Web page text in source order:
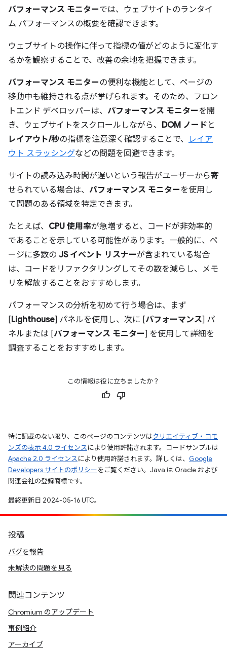
パフォーマンス モニターでは、ウェブサイトのランタイ
ム パフォーマンスの概要を確認できます。
ウェブサイトの操作に伴って指標の値がどのように変化す
るかを観察することで、改善の余地を把握できます。
パフォーマンス モニターの便利な機能として、ページの
移動中も維持される点が挙げられます。そのため、フロン
トエンド デベロッパーは、 パフォーマンス モニターを開
き、ウェブサイトをスクロールしながら、 DOM ノード と
レイアウト/秒の指標を注意深く確認することで、
レイア
ウト スラッシングなどの問題を回避できます。
サイトの読み込み時間が遅いという報告がユーザーから寄
せられている場合は、 パフォーマンス モニターを使用し
て問題のある領域を特定できます。
たとえば、 CPU 使用率が急増すると、コードが非効率的
であることを示している可能性があります。一般的に、ペ
ージに多数の JS イベント リスナーが含まれている場合
は、コードをリファクタリングしてその数を減らし、メモ
リを解放することをおすすめします。
パフォーマンスの分析を初めて行う場合は、まず
[Lighthouse] パネルを使用し、次に [パフォーマンス] パ
ネルまたは [パフォーマンス モニター] を使用して詳細を
調査することをおすすめします。
この情報は役に立ちましたか？
特に記載のない限り、このページのコンテンツはクリエイティブ・コモ
ンズの表示 4.0 ライセンスにより使用許諾されます。コードサンプルは
Apache 2.0 ライセンスにより使用許諾されます。詳しくは、 Google
Developers サイトのポリシーをご覧ください。Java は Oracle および
関連会社の登録商標です。
最終更新日 2024-05-16 UTC。
投稿
バグを報告
未解決の問題を見る
関連コンテンツ
Chromium のアップデート
事例紹介
アーカイブ